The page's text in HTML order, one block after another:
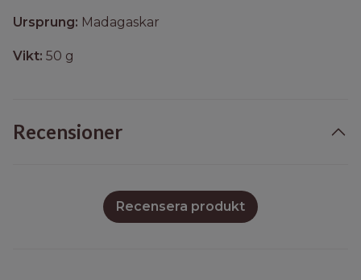
Ursprung: Madagaskar
Vikt: 50 g
Recensioner
Recensera produkt